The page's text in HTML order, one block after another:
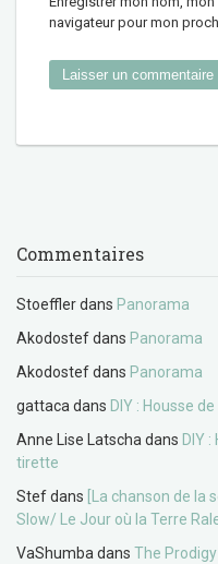
navigateur pour mon
Commentaires
Stoefflerdans Panorama
Akodostefdans Panorama
Akodostefdans Panorama
gattaca dans DIY : Housse
Anne Lise Latscha dans DIY
tirette
Stefdans
[La chanson de la
Slow/ Le Jour où la Terre
VaShumba dans The